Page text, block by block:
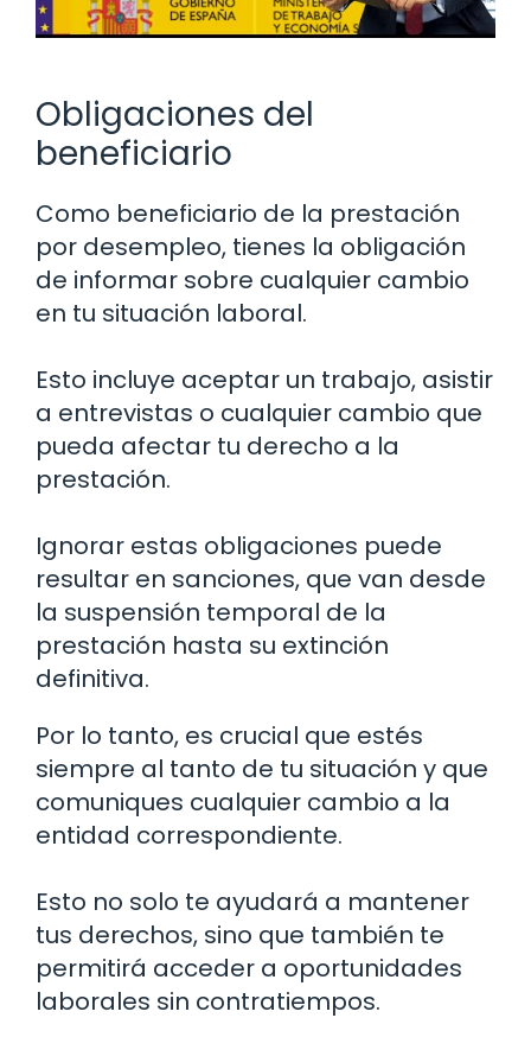
Obligaciones del
beneficiario
Como beneficiario de la prestación
por desempleo, tienes la obligación
de informar sobre cualquier cambio
en tu situación laboral.
Esto incluye aceptar un trabajo, asistir
a entrevistas o cualquier cambio que
pueda afectar tu derecho a la
prestación.
Ignorar estas obligaciones puede
resultar en sanciones, que van desde
la suspensión temporal de la
prestación hasta su extinción
definitiva.
Por lo tanto, es crucial que estés
siempre al tanto de tu situación y que
comuniques cualquier cambio a la
entidad correspondiente.
Esto no solo te ayudará a mantener
tus derechos, sino que también te
permitirá acceder a oportunidades
laborales sin contratiempos.